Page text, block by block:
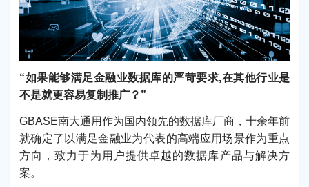
“如果能够满足金融业数据库的严苛要求,在其他行业是
不是就更容易复制推广？”
GBASE南大通用作为国内领先的数据库厂商，十余年前
就确定了以满足金融业为代表的高端应用场景作为重点
方向，致力于为用户提供卓越的数据库产品与解决方
案。